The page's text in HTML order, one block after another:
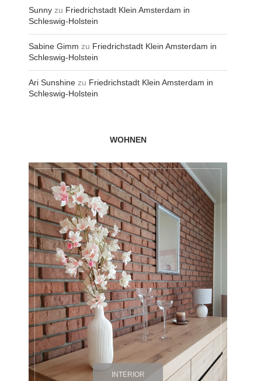
Sunny zu Friedrichstadt Klein Amsterdam in
Schleswig-Holstein
Sabine Gimm zu Friedrichstadt Klein Amsterdam in
Schleswig-Holstein
Ari Sunshine zu Friedrichstadt Klein Amsterdam in
Schleswig-Holstein
WOHNEN
INTERIOR